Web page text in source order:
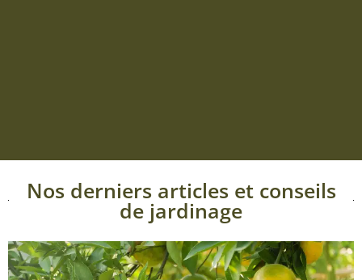
Nos derniers articles et conseils
de jardinage